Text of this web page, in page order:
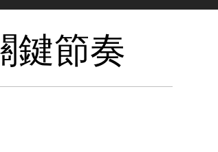
鍵節奏